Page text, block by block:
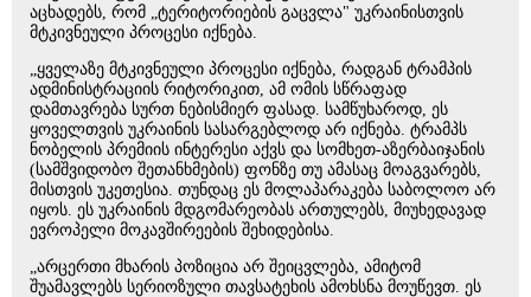
აცხადებს, რომ „ტერიტორიების გაცვლა" უკრაინისთვის
მტკივნეული პროცესი იქნება.
„ყველაზე მტკივნეული პროცესი იქნება, რადგან ტრამპის
ადმინისტრაციის რიტორიკით, ამ ომის სწრაფად
დამთავრება სურთ ნებისმიერ ფასად. სამწუხაროდ, ეს
ყოველთვის უკრაინის სასარგებლოდ არ იქნება. ტრამპს
ნობელის პრემიის ინტერესი აქვს და სომხეთ-აზერბაიჯანის
(სამშვიდობო შეთანხმების) ფონზე თუ ამასაც მოაგვარებს,
მისთვის უკეთესია. თუნდაც ეს მოლაპარაკება საბოლოო არ
იყოს. ეს უკრაინის მდგომარეობას ართულებს, მიუხედავად
ევროპელი მოკავშირეების შეხიდებისა.
„არცერთი მხარის პოზიცია არ შეიცვლება, ამიტომ
შუამავლებს სერიოზული თავსატეხის ამოხსნა მოუწევთ. ეს